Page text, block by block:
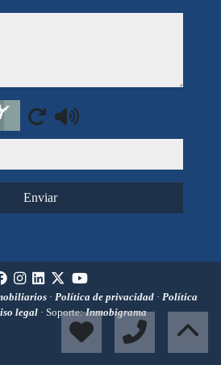
Enviar
· Política de privacidad · Política
legal · Soporte:Inmobigrama